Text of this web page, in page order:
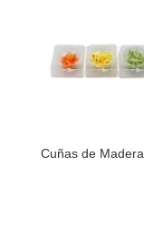
Cuñas de Madera